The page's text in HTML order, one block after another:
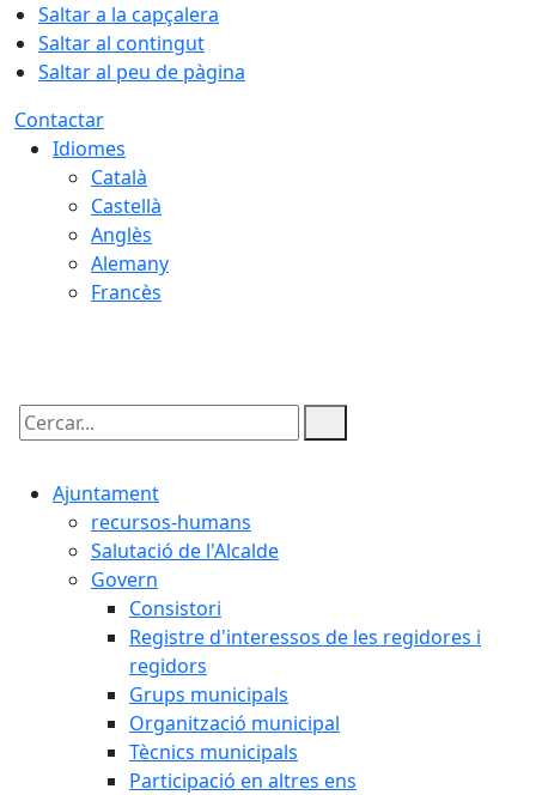
Saltar a la capçalera
Saltar al contingut
Saltar al peu de pàgina
Contactar
Idiomes
Català
Castellà
Anglès
Alemany
Francès
Cercar:
Ajuntament
recursos-humans
Salutació de l'Alcalde
Govern
Consistori
Registre d'interessos de les regidores i
regidors
Grups municipals
Organització municipal
Tècnics municipals
Participació en altres ens